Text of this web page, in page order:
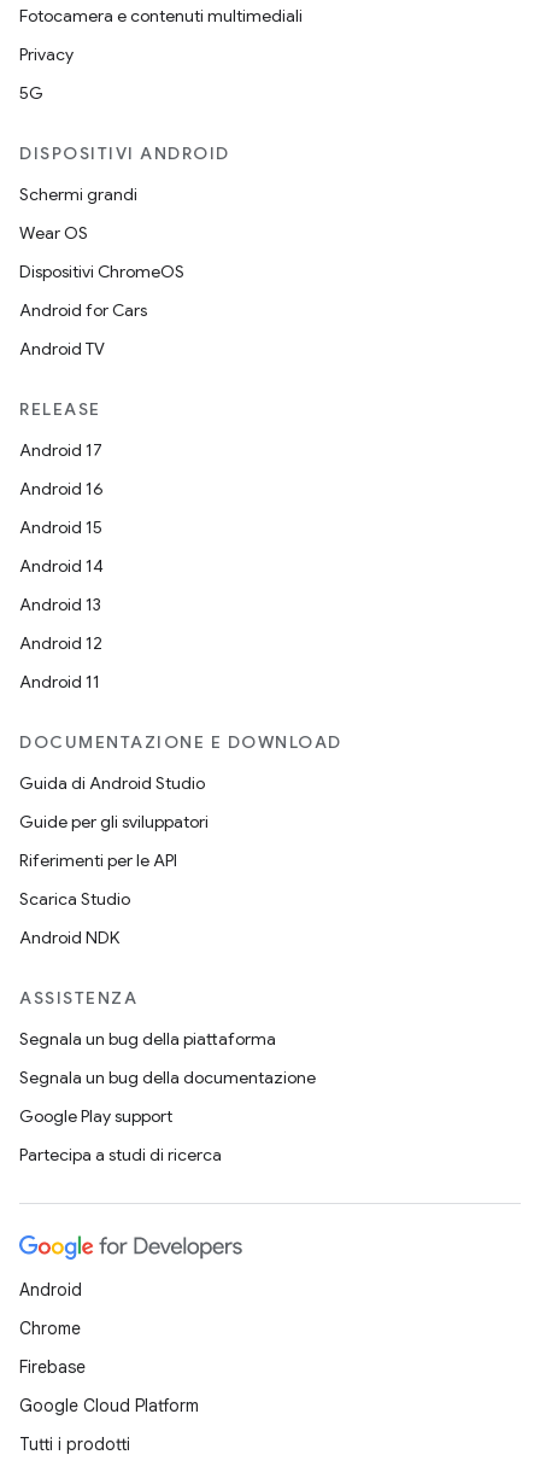
Fotocamera e contenuti multimediali
Privacy
5G
DISPOSITIVI ANDROID
Schermi grandi
Wear OS
Dispositivi ChromeOS
Android for Cars
Android TV
RELEASE
Android 17
Android 16
Android 15
Android 14
Android 13
Android 12
Android 11
DOCUMENTAZIONE E DOWNLOAD
Guida di Android Studio
Guide per gli sviluppatori
Riferimenti per le API
Scarica Studio
Android NDK
ASSISTENZA
Segnala un bug della piattaforma
Segnala un bug della documentazione
Google Play support
Partecipa a studi di ricerca
Android
Chrome
Firebase
Google Cloud Platform
Tutti i prodotti